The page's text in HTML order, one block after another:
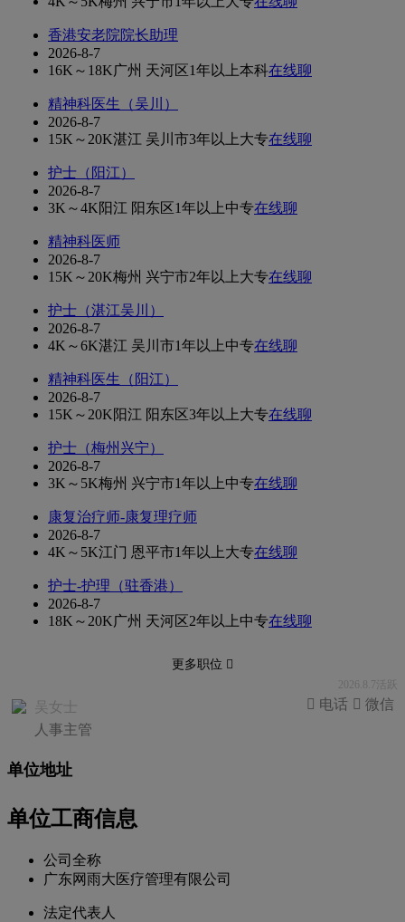
香港安老院院长助理
2026-8-7
16K～18K广州 天河区1年以上本科在线聊
精神科医生（吴川）
2026-8-7
15K～20K湛江 吴川市3年以上大专在线聊
护士（阳江）
2026-8-7
3K～4K阳江 阳东区1年以上中专在线聊
精神科医师
2026-8-7
15K～20K梅州 兴宁市2年以上大专在线聊
护士（湛江吴川）
2026-8-7
4K～6K湛江 吴川市1年以上中专在线聊
精神科医生（阳江）
2026-8-7
15K～20K阳江 阳东区3年以上大专在线聊
护士（梅州兴宁）
2026-8-7
3K～5K梅州 兴宁市1年以上中专在线聊
康复治疗师-康复理疗师
2026-8-7
4K～5K江门 恩平市1年以上大专在线聊
护士-护理（驻香港）
2026-8-7
18K～20K广州 天河区2年以上中专在线聊
更多职位 
2026.8.7活跃
吴女士
人事主管
 微信
 电话
单位地址
单位工商信息
公司全称
广东网雨大医疗管理有限公司
法定代表人